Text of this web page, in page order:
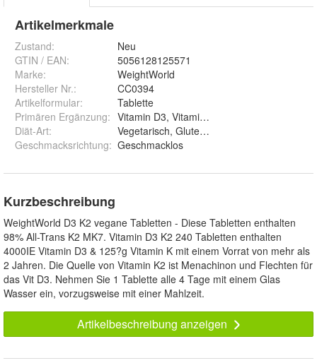
Artikelmerkmale
Zustand:
Neu
GTIN / EAN:
5056128125571
Marke:
WeightWorld
Hersteller Nr.:
CC0394
Artikelformular:
Tablette
Primären Ergänzung: Vitamin D3, Vitamin K2
Diät-Art:
Vegetarisch, Glutenfrei
Geschmacksrichtung: Geschmacklos
Kurzbeschreibung
WeightWorld D3 K2 vegane Tabletten - Diese Tabletten enthalten
98% All-Trans K2 MK7. Vitamin D3 K2 240 Tabletten enthalten
4000IE Vitamin D3 & 125?g Vitamin K mit einem Vorrat von mehr als
2 Jahren. Die Quelle von Vitamin K2 ist Menachinon und Flechten für
das Vit D3. Nehmen Sie 1 Tablette alle 4 Tage mit einem Glas
Wasser ein, vorzugsweise mit einer Mahlzeit.
Artikelbeschreibung anzeigen